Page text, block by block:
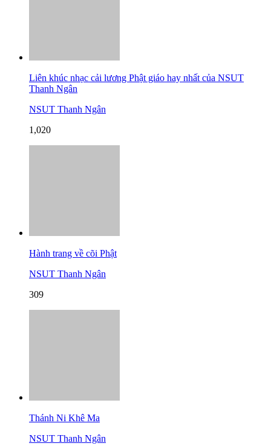
Liên khúc nhạc cải lương Phật giáo hay nhất của NSUT
Thanh Ngân
NSUT Thanh Ngân
1,020
Hành trang về cõi Phật
NSUT Thanh Ngân
309
Thánh Ni Khê Ma
NSUT Thanh Ngân